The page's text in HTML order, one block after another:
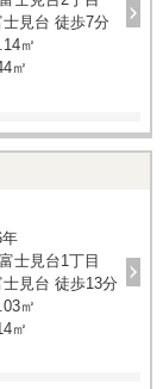
見台 徒歩7分
㎡
㎡
士見台1丁目
見台 徒歩13分
㎡
㎡